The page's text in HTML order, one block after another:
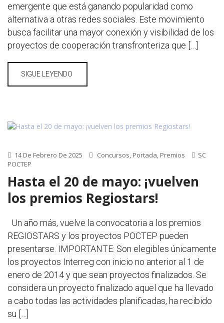
emergente que está ganando popularidad como
alternativa a otras redes sociales. Este movimiento
busca facilitar una mayor conexión y visibilidad de los
proyectos de cooperación transfronteriza que […]
SIGUE LEYENDO
14 De Febrero De 2025 Concursos, Portada, Premios
SC
POCTEP
Hasta el 20 de mayo: ¡vuelven
los premios Regiostars!
Un año más, vuelve la convocatoria a los premios
REGIOSTARS y los proyectos POCTEP pueden
presentarse. IMPORTANTE: Son elegibles únicamente
los proyectos Interreg con inicio no anterior al 1 de
enero de 2014 y que sean proyectos finalizados. Se
considera un proyecto finalizado aquel que ha llevado
a cabo todas las actividades planificadas, ha recibido
su […]